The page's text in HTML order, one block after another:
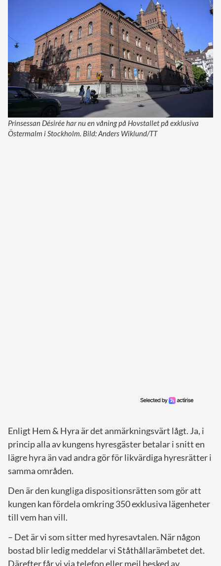
Prinsessan Désirée har nu en våning på Hovstallet på exklusiva
Östermalm i Stockholm. Bild: Anders Wiklund/TT
Enligt Hem & Hyra är det anmärkningsvärt lågt. Ja, i
princip alla av kungens hyresgäster betalar i snitt en
lägre hyra än vad andra gör för likvärdiga hyresrätter i
samma områden.
Den är den kungliga dispositionsrätten som gör att
kungen kan fördela omkring 350 exklusiva lägenheter
till vem han vill.
– Det är vi som sitter med hyresavtalen. När någon
bostad blir ledig meddelar vi Ståthållarämbetet det.
Därefter får vi via telefon eller mejl besked av